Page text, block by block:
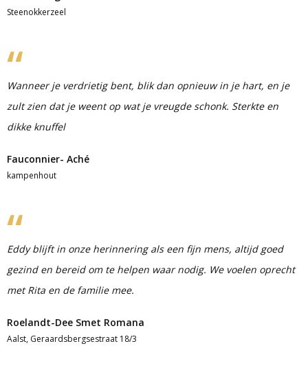
Steenokkerzeel
Wanneer je verdrietig bent, blik dan opnieuw in je hart, en je
zult zien dat je weent op wat je vreugde schonk. Sterkte en
dikke knuffel
Fauconnier- Aché
kampenhout
Eddy blijft in onze herinnering als een fijn mens, altijd goed
gezind en bereid om te helpen waar nodig. We voelen oprecht
met Rita en de familie mee.
Roelandt-Dee Smet Romana
Aalst, Geraardsbergsestraat 18/3